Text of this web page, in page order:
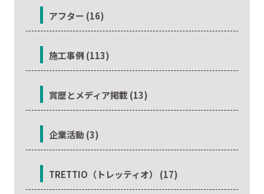
アフター (16)
施工事例 (113)
賞歴とメディア掲載 (13)
企業活動 (3)
TRETTIO（トレッティオ） (17)